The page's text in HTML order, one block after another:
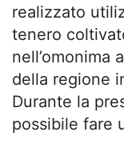
realizzato
tenero
nell’omonima
della regione
Durante la
possibile fare